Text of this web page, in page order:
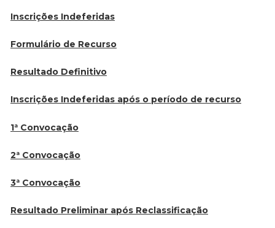
Inscrições Indeferidas
Formulário de Recurso
Resultado Definitivo
Inscrições Indeferidas após o período de recurso
1ª Convocação
2ª Convocação
3ª Convocação
Resultado Preliminar após Reclassificação